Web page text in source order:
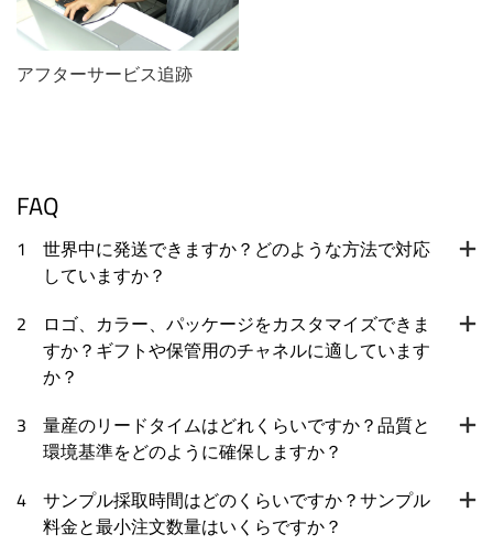
アフターサービス追跡
FAQ
1 世界中に発送できますか？どのような方法で対応
していますか？
2
ロゴ、カラー、パッケージをカスタマイズできま
すか？ギフトや保管用のチャネルに適しています
か？
3 量産のリードタイムはどれくらいですか？品質と
環境基準をどのように確保しますか？
4 サンプル採取時間はどのくらいですか？サンプル
料金と最小注文数量はいくらですか？